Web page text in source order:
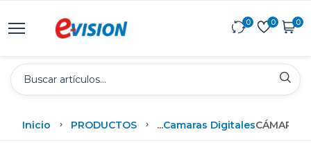
0 0 0
Inicio PRODUCTOS ...Camaras DigitalesCÁMARA